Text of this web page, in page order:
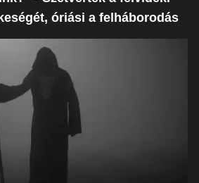
óriási a felháborodás